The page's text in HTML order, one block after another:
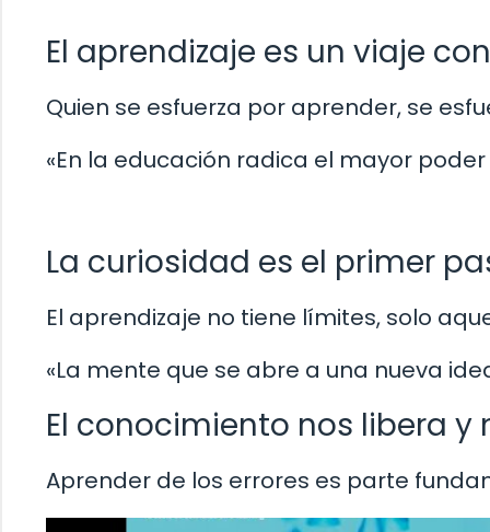
El aprendizaje es un viaje
Quien se esfuerza por aprender, se
«En la educación radica el mayor
La curiosidad es el primer
El aprendizaje no tiene límites, solo
«La mente que se abre a una nueva
El conocimiento nos libera y
Aprender de los errores es parte